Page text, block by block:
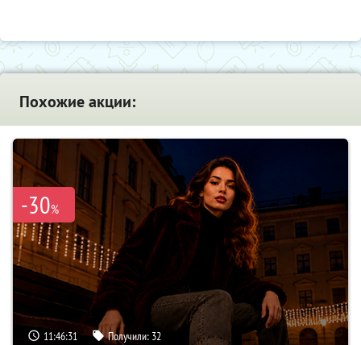
Похожие акции:
-30%
11:46:31 Получили: 32